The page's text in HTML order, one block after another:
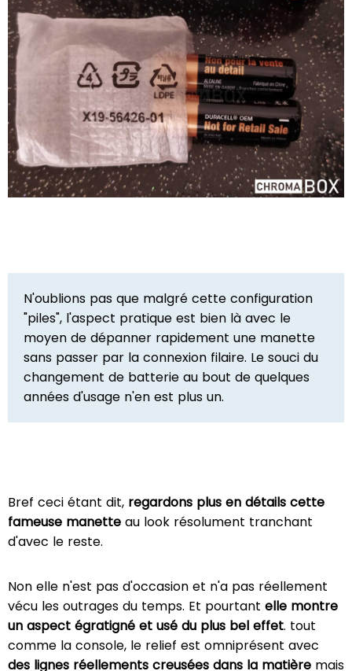
N'oublions pas que malgré cette configuration
"piles", l'aspect pratique est bien là avec le
moyen de dépanner rapidement une manette
sans passer par la connexion filaire. Le souci du
changement de batterie au bout de quelques
années d'usage n'en est plus un.
Bref ceci étant dit, regardons plus en détails cette
fameuse manette au look résolument tranchant
d'avec le reste.
Non elle n'est pas d'occasion et n'a pas réellement
vécu les outrages du temps. Et pourtant elle montre
un aspect égratigné et usé du plus bel effet. tout
comme la console, le relief est omniprésent avec
des lignes réellements creusées dans la matière mais